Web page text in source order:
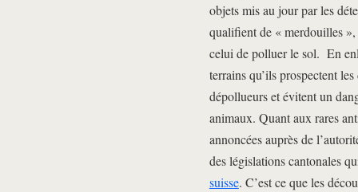
objets mis au jour par les
qualifient de « merdouilles »,
celui de polluer le sol. En
terrains qu’ils prospectent
dépollueurs et évitent un
animaux. Quant aux rares
annoncées auprès de
des législations cantonales
suisse. C’est ce que les